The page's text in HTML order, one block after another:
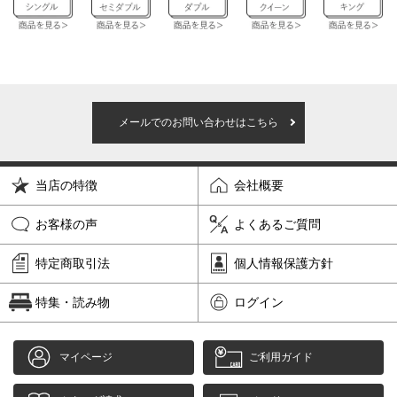
メールでのお問い合わせはこちら
当店の特徴 会社概要
お客様の声 よくあるご質問
特定商取引法 個人情報保護方針
特集・読み物 ログイン
マイページ ご利用ガイド